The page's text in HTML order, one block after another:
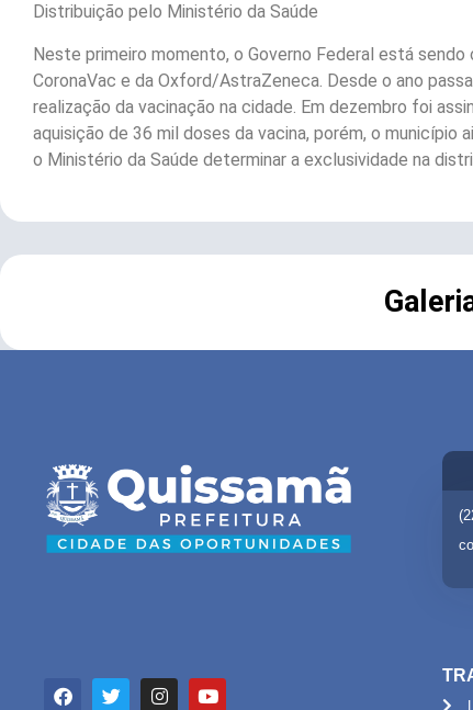
Distribuição pelo Ministério da Saúde
Neste primeiro momento, o Governo Federal está
CoronaVac e da Oxford/AstraZeneca. Desde o ano
realização da vacinação na cidade. Em dezembro foi
aquisição de 36 mil doses da vacina, porém, o
o Ministério da Saúde determinar a exclusividade na